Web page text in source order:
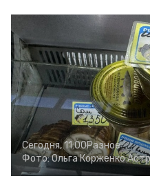
Сегодня, 11:00Разное
Фото:Ольга Корженко